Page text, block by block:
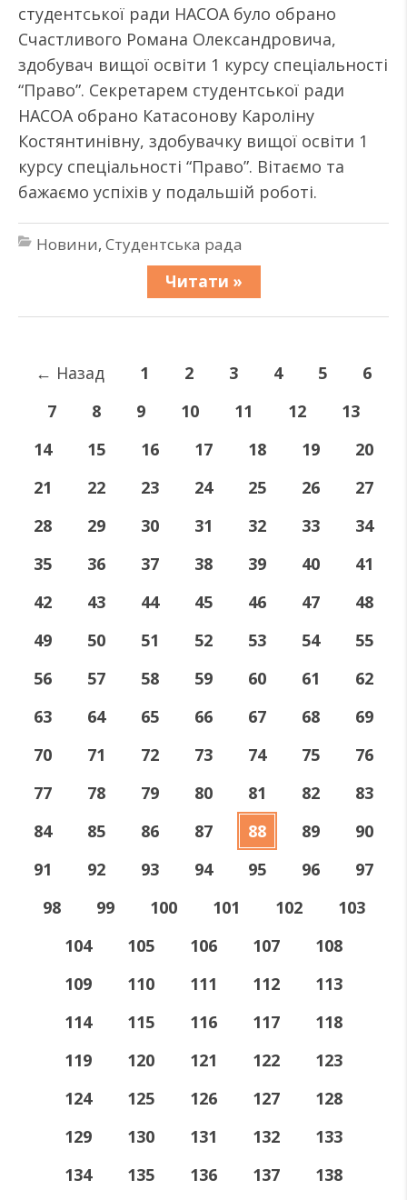
студентської ради НАСОА було обрано
Счастливого Романа Олександровича,
здобувач вищої освіти 1 курсу спеціальності
“Право”. Секретарем студентської ради
НАСОА обрано Катасонову Кароліну
Костянтинівну, здобувачку вищої освіти 1
курсу спеціальності “Право”. Вітаємо та
бажаємо успіхів у подальшій роботі.
Новини, Студентська рада
Читати »
← Назад 1 2 3 4 5
6
7
8 9 10 11 12
13
14
15 16 17 18 19
20
21
22 23 24 25 26
27
28
29 30 31 32 33
34
35
36 37 38 39 40
41
42
43 44 45 46 47
48
49
50 51 52 53 54
55
56
57 58 59 60 61
62
63
64 65 66 67 68
69
70
71 72 73 74 75
76
77
78 79 80 81 82
83
84
85 86 87 88 89
90
91
92 93 94 95 96
97
98
99 100 101 102
103
104
105 106 107
108
109
110 111 112
113
114
115 116 117
118
119
120 121 122
123
124
125 126 127
128
129
130 131 132
133
134
135 136 137
138